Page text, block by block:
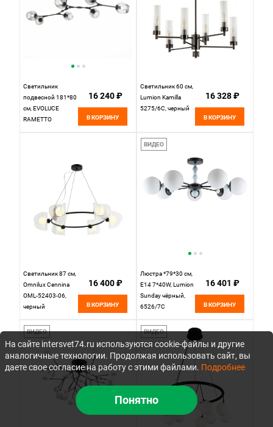
Светильник
подвесной 181*80
см, EVOLUCE
RAMETTO
16 240 ₽
В КОРЗИНУ
Светильник 60 см,
Lumion Kamilla
5275/6C, черный
16 328 ₽
В КОРЗИНУ
Светильник 87 см,
Omnilux Cennina
OML-52403-06,
черный
16 400 ₽
В КОРЗИНУ
ВИДЕО
Люстра *79*30 см,
E14 7*40W, Lumion
Sunday чёрный,
6526/7C
16 401 ₽
В КОРЗИНУ
ВИДЕО ВИДЕО
На сайте intersvet74.ru используются cookie-файлы и другие
аналогичные технологии. Продолжая использовать сайт, вы
даете свое согласие на работу с этими файлами. Подробнее
Понятно